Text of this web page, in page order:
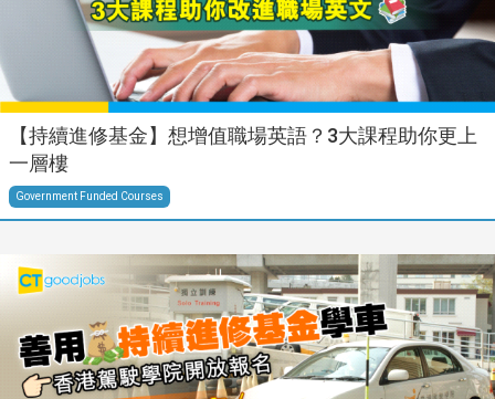
【持續進修基金】想增值職場英語？3大課程助你更上
一層樓
Government Funded Courses